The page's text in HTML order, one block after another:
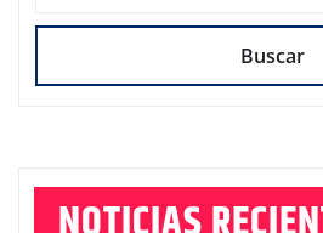
Buscar